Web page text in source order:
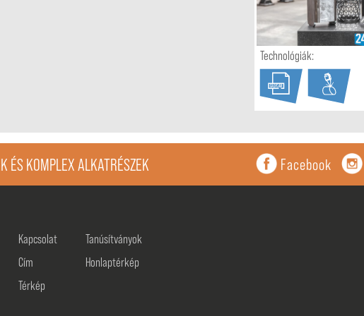
Technológiák:
CAD/CAM
ÉS KOMPLEX ALKATRÉSZEK Facebook
Kapcsolat
Cím
Térkép
Tanúsítványok
Honlaptérkép